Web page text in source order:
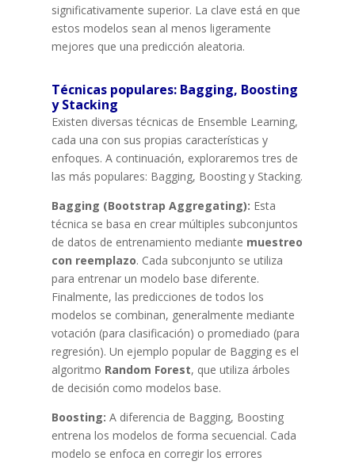
significativamente superior. La clave está en que
estos modelos sean al menos ligeramente
mejores que una predicción aleatoria.
Técnicas populares: Bagging, Boosting
y Stacking
Existen diversas técnicas de Ensemble Learning,
cada una con sus propias características y
enfoques. A continuación, exploraremos tres de
las más populares: Bagging, Boosting y Stacking.
Bagging (Bootstrap Aggregating): Esta
técnica se basa en crear múltiples subconjuntos
de datos de entrenamiento mediante muestreo
con reemplazo. Cada subconjunto se utiliza
para entrenar un modelo base diferente.
Finalmente, las predicciones de todos los
modelos se combinan, generalmente mediante
votación (para clasificación) o promediado (para
regresión). Un ejemplo popular de Bagging es el
algoritmo Random Forest, que utiliza árboles
de decisión como modelos base.
Boosting: A diferencia de Bagging, Boosting
entrena los modelos de forma secuencial. Cada
modelo se enfoca en corregir los errores